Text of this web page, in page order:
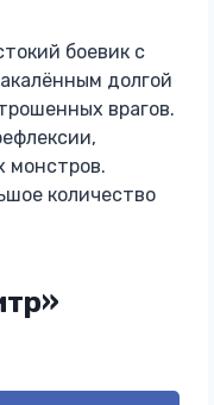
боевик с
долгой
врагов.
монстров.
количество